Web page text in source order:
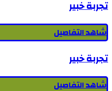
تجربة خبير
شاهد التفاصيل
تجربة خبير
شاهد التفاصيل